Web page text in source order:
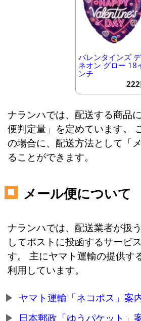
バレンタインズ
ネオン グロー 18
ンチ
ナランハでは、配送する商品
便判定量」を定めています。
の場合に、配送方法として「
ることができます。
メール便について
ナランハでは、配送業者が扱
してポストに投函するサービ
す。 主にヤマト運輸の提供す
利用しています。
ヤマト運輸「ネコポス」案
日本郵政「ゆうパケット」